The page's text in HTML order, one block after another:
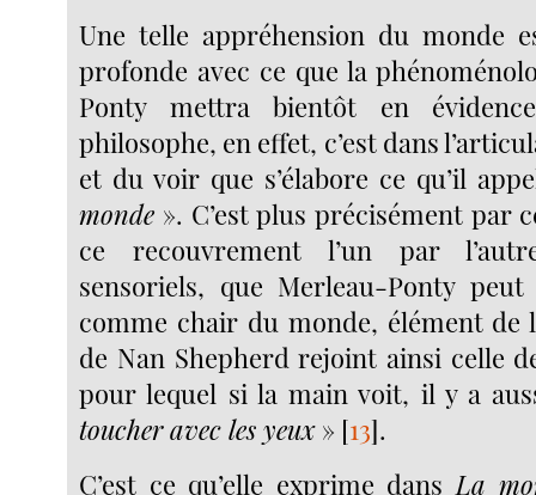
Une telle appréhension du monde
profonde avec ce que la
Ponty mettra bientôt en évidence
philosophe, en effet, c’est dans
et du voir que s’élabore ce qu’il
monde ». C’est plus précisément par
ce recouvrement l’un par
sensoriels, que Merleau-Ponty
comme chair du monde, élément de
de Nan Shepherd rejoint ainsi celle
pour lequel si la main voit, il y a
toucher avec les yeux » [13].
C’est ce qu’elle exprime dans La